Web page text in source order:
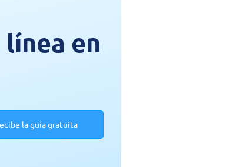
en
la guía gratuita